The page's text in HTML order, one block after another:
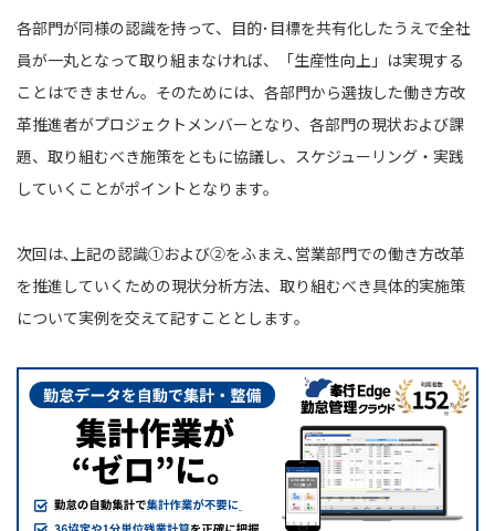
各部門が同様の認識を持って、目的･目標を共有化したうえで全社
員が一丸となって取り組まなければ、「生産性向上」は実現する
ことはできません。そのためには、各部門から選抜した働き方改
革推進者がプロジェクトメンバーとなり、各部門の現状および課
題、取り組むべき施策をともに協議し、スケジューリング・実践
していくことがポイントとなります。
次回は､上記の認識①および②をふまえ､営業部門での働き方改革
を推進していくための現状分析方法、取り組むべき具体的実施策
について実例を交えて記すこととします｡